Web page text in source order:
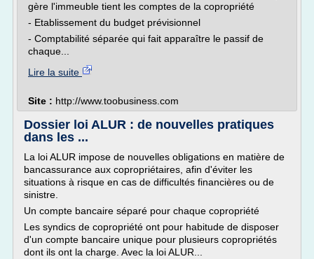
gère l'immeuble tient les comptes de la copropriété
- Etablissement du budget prévisionnel
- Comptabilité séparée qui fait apparaître le passif de
chaque...
Lire la suite
Site : http://www.toobusiness.com
Dossier loi ALUR : de nouvelles pratiques
dans les ...
La loi ALUR impose de nouvelles obligations en matière de
bancassurance aux copropriétaires, afin d'éviter les
situations à risque en cas de difficultés financières ou de
sinistre.
Un compte bancaire séparé pour chaque copropriété
Les syndics de copropriété ont pour habitude de disposer
d'un compte bancaire unique pour plusieurs copropriétés
dont ils ont la charge. Avec la loi ALUR...